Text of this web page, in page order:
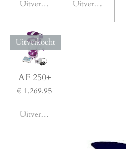
Uitverkocht Uitverkocht
Uitverkocht
AF 250+
€ 1.269,95
Uitverkocht